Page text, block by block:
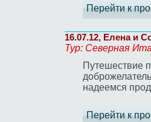
Перейти к
16.07.12, Елена и
Тур: Северная
Путешествие
надеемся
Перейти к